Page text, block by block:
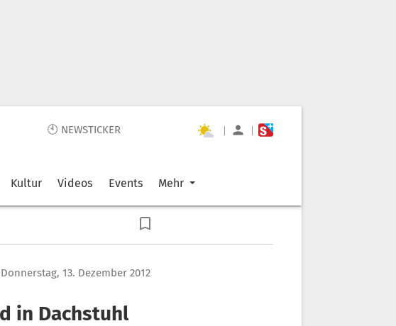
🕙 NEWSTICKER | |
Kultur Videos Events Mehr
Donnerstag, 13. Dezember 2012
in Dachstuhl